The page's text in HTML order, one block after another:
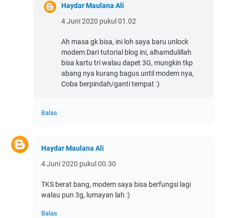
Haydar Maulana Ali
4 Juni 2020 pukul 01.02
Ah masa gk bisa, ini loh saya baru unlock
modem Dari tutorial blog ini, alhamdulillah
bisa kartu tri walau dapet 3G, mungkin tkp
abang nya kurang bagus until modem nya,
Coba berpindah/ganti tempat :)
Balas
Haydar Maulana Ali
4 Juni 2020 pukul 00.30
TKS berat bang, modem saya bisa berfungsi lagi
walau pun 3g, lumayan lah :)
Balas